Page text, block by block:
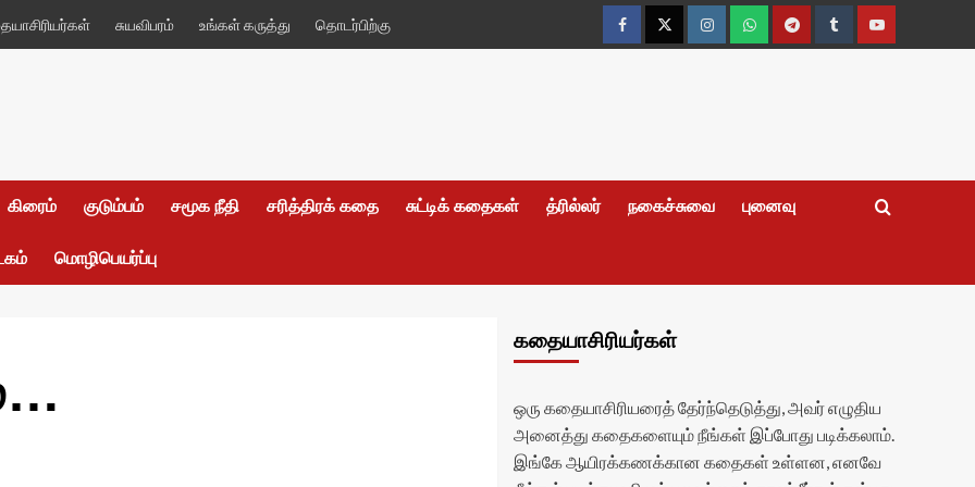
சுயவிபரம் உங்கள் கருத்து தொடர்பிற்கு
FacebookTwitterInstagramWhatsappTelegramTumblrYouTube
கிரைம் குடும்பம் சமூக நீதி சரித்திரக் கதை சுட்டிக் கதைகள் த்ரில்லர் நகைச்சுவை புனைவு
மொழிபெயர்ப்பு
கதையாசிரியர்கள்
ஒரு கதையாசிரியரைத் தேர்ந்தெடுத்து, அவர் எழுதிய
அனைத்து கதைகளையும் நீங்கள் இப்போது படிக்கலாம்.
இங்கே ஆயிரக்கணக்கான கதைகள் உள்ளன, எனவே